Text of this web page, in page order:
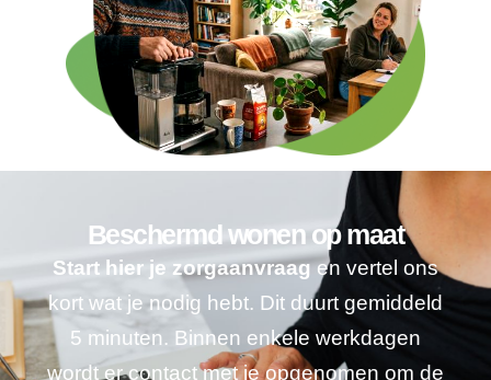
Beschermd wonen op maat
Start hier je zorgaanvraagen vertel ons
kort wat je nodig hebt. Dit duurt gemiddeld
5 minuten. Binnen enkele werkdagen
wordt er contact met je opgenomen om de